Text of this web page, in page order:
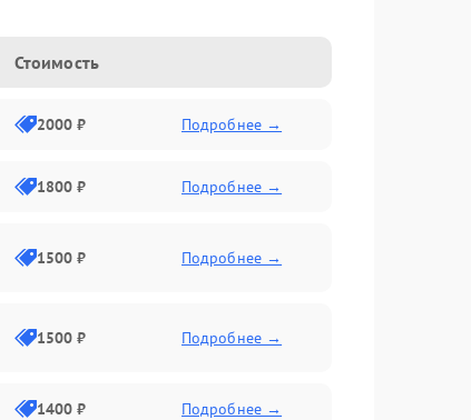
Стоимость
2000 ₽ Подробнее →
1800 ₽ Подробнее →
1500 ₽ Подробнее →
1500 ₽ Подробнее →
1400 ₽ Подробнее →